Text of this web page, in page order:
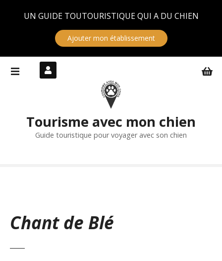
UN GUIDE TOUTOURISTIQUE QUI A DU CHIEN
Ajouter mon établissement
Tourisme avec mon chien
Guide touristique pour voyager avec son chien
Chant de Blé